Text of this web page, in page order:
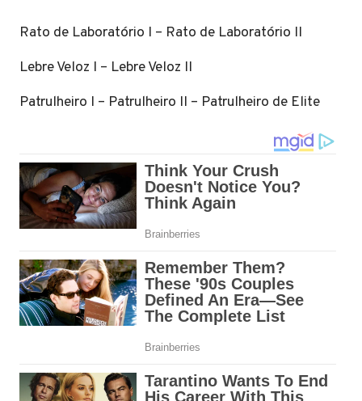
Rato de Laboratório I – Rato de Laboratório II
Lebre Veloz I – Lebre Veloz II
Patrulheiro I – Patrulheiro II – Patrulheiro de Elite